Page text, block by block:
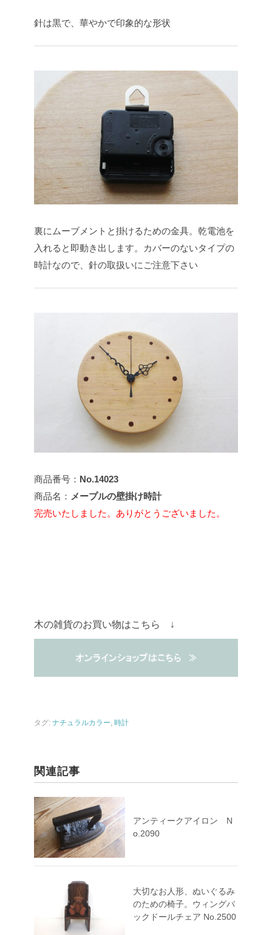
針は黒で、華やかで印象的な形状
裏にムーブメントと掛けるための金具。乾電池を
入れると即動き出します。カバーのないタイプの
時計なので、針の取扱いにご注意下さい
商品番号： No.14023
商品名： メープルの壁掛け時計
完売いたしました。ありがとうございました。
木の雑貨のお買い物はこちら ↓
タグ: ナチュラルカラー, 時計
関連記事
アンティークアイロン N
o.2090
大切なお人形、ぬいぐるみ
のための椅子。ウィングバ
ックドールチェア No.2500